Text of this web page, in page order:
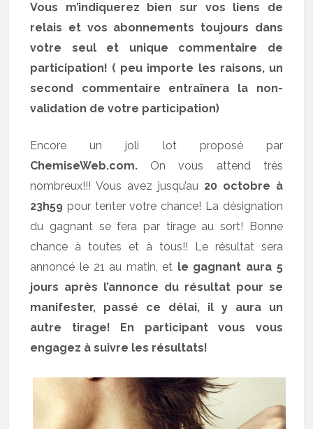
Vous m’indiquerez bien sur vos liens de
relais et vos abonnements toujours dans
votre seul et unique commentaire de
participation! ( peu importe les raisons, un
second commentaire entraînera la non-
validation de votre participation)
Encore un joli lot proposé par
ChemiseWeb.com. On vous attend très
nombreux!!! Vous avez jusqu’au 20 octobre à
23h59 pour tenter votre chance! La désignation
du gagnant se fera par tirage au sort! Bonne
chance à toutes et à tous!! Le résultat sera
annoncé le 21 au matin, et le gagnant aura 5
jours après l’annonce du résultat pour se
manifester, passé ce délai, il y aura un
autre tirage! En participant vous vous
engagez à suivre les résultats!